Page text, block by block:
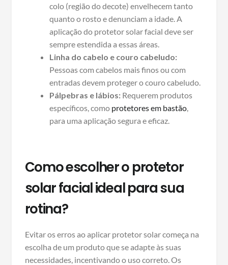
colo (região do decote) envelhecem tanto
quanto o rosto e denunciam a idade. A
aplicação do protetor solar facial deve ser
sempre estendida a essas áreas.
Linha do cabelo e couro cabeludo:
Pessoas com cabelos mais finos ou com
entradas devem proteger o couro cabeludo.
Pálpebras e lábios:Requerem produtos
específicos, como protetores em bastão,
para uma aplicação segura e eficaz.
Como escolher o protetor
solar facial ideal para sua
rotina?
Evitar os erros ao aplicar protetor solar começa na
escolha de um produto que se adapte às suas
necessidades, incentivando o uso correto. Os